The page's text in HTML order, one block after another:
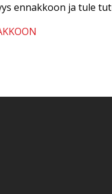
ennakkoon ja tule